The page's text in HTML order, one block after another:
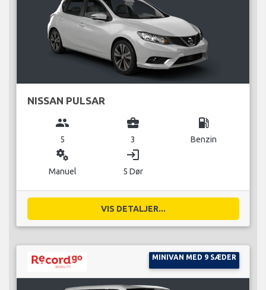
NISSAN PULSAR
group
5
business_center
3
local_gas_station
Benzin
miscellaneous_services
Manuel
login
5 Dør
VIS DETALJER...
MINIVAN MED 9 SÆDER